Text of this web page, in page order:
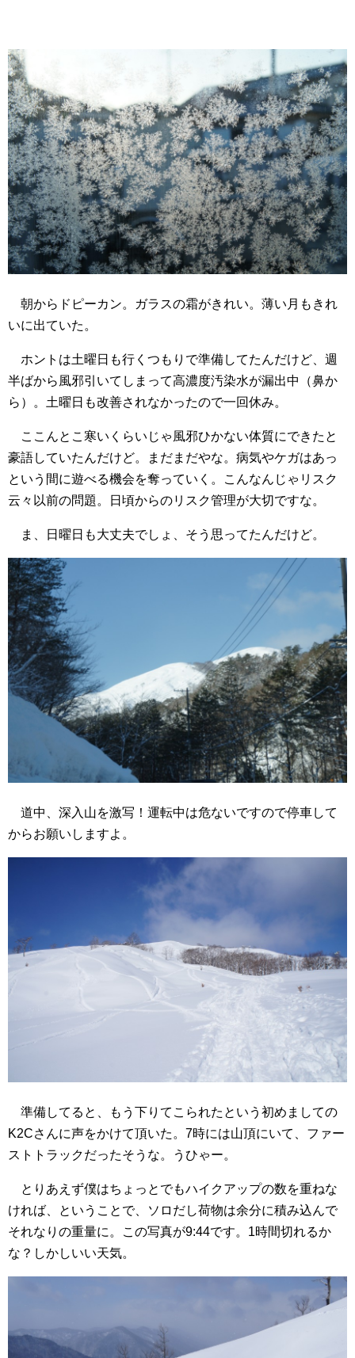
朝からドピーカン。ガラスの霜がきれい。薄い月もきれ
いに出ていた。
ホントは土曜日も行くつもりで準備してたんだけど、週
半ばから風邪引いてしまって高濃度汚染水が漏出中（鼻か
ら）。土曜日も改善されなかったので一回休み。
ここんとこ寒いくらいじゃ風邪ひかない体質にできたと
豪語していたんだけど。まだまだやな。病気やケガはあっ
という間に遊べる機会を奪っていく。こんなんじゃリスク
云々以前の問題。日頃からのリスク管理が大切ですな。
ま、日曜日も大丈夫でしょ、そう思ってたんだけど。
道中、深入山を激写！運転中は危ないですので停車して
からお願いしますよ。
準備してると、もう下りてこられたという初めましての
K2Cさんに声をかけて頂いた。7時には山頂にいて、ファー
ストトラックだったそうな。うひゃー。
とりあえず僕はちょっとでもハイクアップの数を重ねな
ければ、ということで、ソロだし荷物は余分に積み込んで
それなりの重量に。この写真が9:44です。1時間切れるか
な？しかしいい天気。